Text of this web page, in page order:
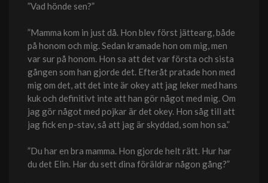
”Vad hönde sen?”
”Mamma kom in just då. Hon blev först jättearg, både
på honom och mig. Sedan kramade hon om mig, men
var sur på honom. Hon sa att det var första och sista
gången som han gjorde det. Efteråt pratade hon med
mig om det, att det inte är okey att jag leker med hans
kuk och definitivt inte att han gör något med mig. Om
jag gör något med pojkar är det okey. Hon såg till att
jag fick en p-stav, så att jag är skyddad, som hon sa.”
”Du har en bra mamma. Hon gjorde helt rätt. Hur har
du det Elin. Har du sett dina föräldrar någon gång?”